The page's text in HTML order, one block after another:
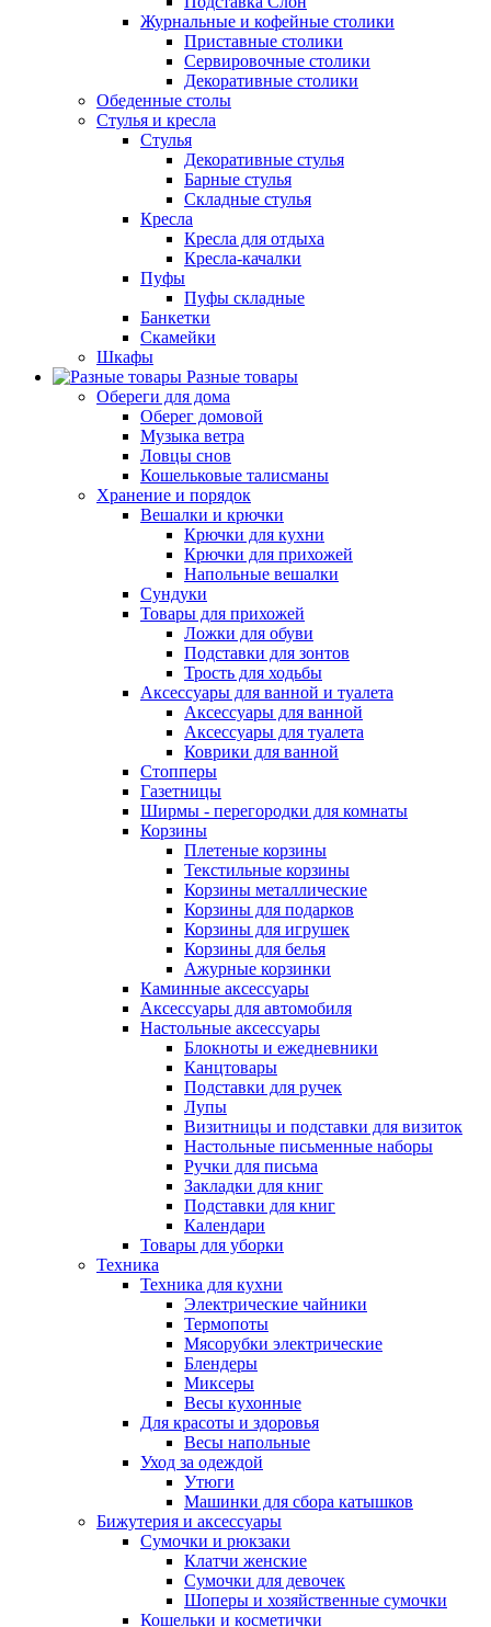
Журнальные и кофейные столики
Приставные столики
Сервировочные столики
Декоративные столики
Обеденные столы
Стулья и кресла
Стулья
Декоративные стулья
Барные стулья
Складные стулья
Кресла
Кресла для отдыха
Кресла-качалки
Пуфы
Пуфы складные
Банкетки
Скамейки
Шкафы
Разные товары
Обереги для дома
Оберег домовой
Музыка ветра
Ловцы снов
Кошельковые талисманы
Хранение и порядок
Вешалки и крючки
Крючки для кухни
Крючки для прихожей
Напольные вешалки
Сундуки
Товары для прихожей
Ложки для обуви
Подставки для зонтов
Трость для ходьбы
Аксессуары для ванной и туалета
Аксессуары для ванной
Аксессуары для туалета
Коврики для ванной
Стопперы
Газетницы
Ширмы - перегородки для комнаты
Корзины
Плетеные корзины
Текстильные корзины
Корзины металлические
Корзины для подарков
Корзины для игрушек
Корзины для белья
Ажурные корзинки
Каминные аксессуары
Аксессуары для автомобиля
Настольные аксессуары
Блокноты и ежедневники
Канцтовары
Подставки для ручек
Лупы
Визитницы и подставки для визиток
Настольные письменные наборы
Ручки для письма
Закладки для книг
Подставки для книг
Календари
Товары для уборки
Техника
Техника для кухни
Электрические чайники
Термопоты
Мясорубки электрические
Блендеры
Миксеры
Весы кухонные
Для красоты и здоровья
Весы напольные
Уход за одеждой
Утюги
Машинки для сбора катышков
Бижутерия и аксессуары
Сумочки и рюкзаки
Клатчи женские
Сумочки для девочек
Шоперы и хозяйственные сумочки
Кошельки и косметички